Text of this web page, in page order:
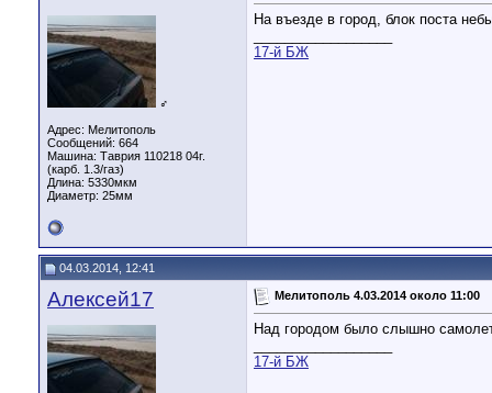
♂
Адрес: Мелитополь
Сообщений: 664
Машина: Таврия 110218 04г.
(карб. 1.3/газ)
Длина: 5330мкм
Диаметр: 25мм
На въезде в город, блок поста
17-й БЖ
04.03.2014, 12:41
Алексей17 Мелитополь 4.03.2014 около 11:00
Над городом было слышно
17-й БЖ